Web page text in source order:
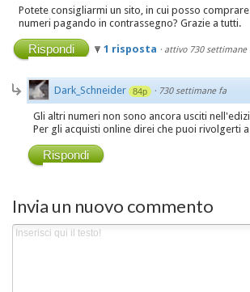
Potete consigliarmi un sito, in cui posso
numeri pagando in contrassegno? Grazie a tutti.
Rispondi 1 risposta · attivo 730 settimane
Dark_Schneider 84p · 730 settimane fa
Gli altri numeri non sono ancora usciti
Per gli acquisti online direi che puoi rivolgerti
Rispondi
Invia un nuovo commento